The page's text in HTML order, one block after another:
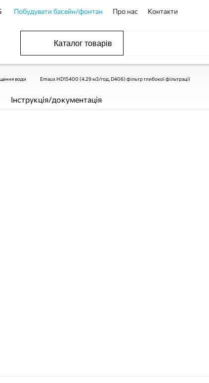
Побудувати басейн/фонтан Про нас Контакти
Каталог товарів
води Emaux HD15400 (4.29 м3/год, D406) фільтр глибокої фільтрації
Інструкція/документація